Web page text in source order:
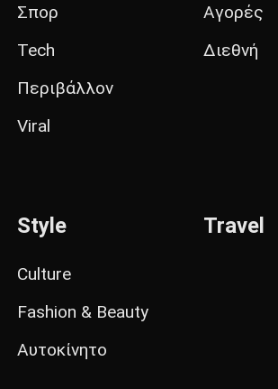
Σπορ
Tech
Περιβάλλον
Viral
Αγορές
Διεθνή
Style
Culture
Fashion & Beauty
Αυτοκίνητο
Travel